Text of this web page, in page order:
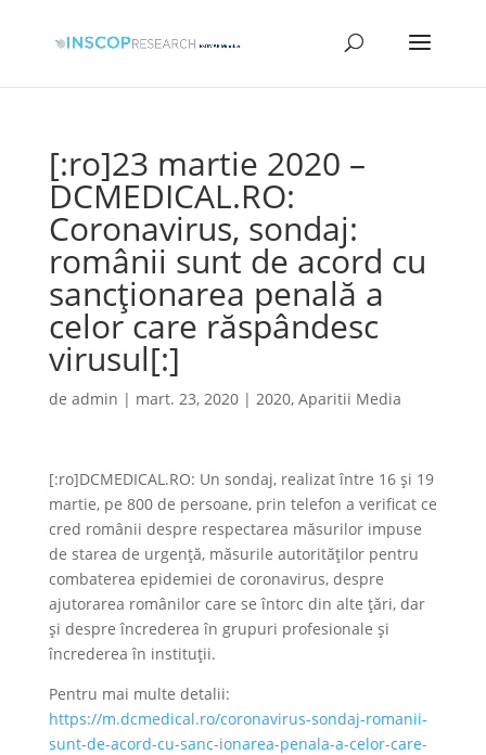
[:ro]23 martie 2020 –
DCMEDICAL.RO:
Coronavirus, sondaj:
românii sunt de acord cu
sancționarea penală a
celor care răspândesc
virusul[:]
de admin | mart. 23, 2020| 2020, Aparitii Media
[:ro]DCMEDICAL.RO: Un sondaj, realizat între 16 și 19
martie, pe 800 de persoane, prin telefon a verificat ce
cred românii despre respectarea măsurilor impuse
de starea de urgență, măsurile autorităților pentru
combaterea epidemiei de coronavirus, despre
ajutorarea românilor care se întorc din alte țări, dar
și despre încrederea în grupuri profesionale și
încrederea în instituții.
Pentru mai multe detalii:
https://m.dcmedical.ro/coronavirus-sondaj-romanii-
sunt-de-acord-cu-sanc-ionarea-penala-a-celor-care-